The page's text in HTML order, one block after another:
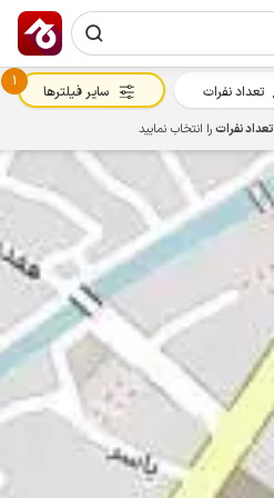
تعداد نفرات
1
سایر فیلترها
تعداد نفراترا انتخاب نمایید